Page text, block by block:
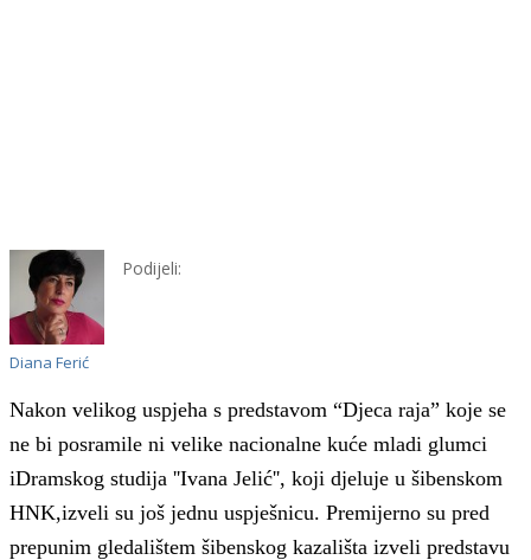
Diana Ferić
Podijeli:
Nakon velikog uspjeha s predstavom “Djeca raja” koje se
ne bi posramile ni velike nacionalne kuće mladi glumci
iDramskog studija ''Ivana Jelić'', koji djeluje u šibenskom
HNK,izveli su još jednu uspješnicu. Premijerno su pred
prepunim gledalištem šibenskog kazališta izveli predstavu